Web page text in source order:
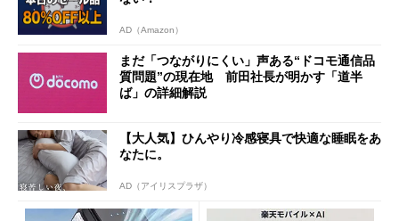
AD（Amazon）
まだ「つながりにくい」声ある“ドコモ通信品
質問題”の現在地 前田社長が明かす「道半
ば」の詳細解説
【大人気】ひんやり冷感寝具で快適な睡眠をあ
なたに。
AD（アイリスプラザ）